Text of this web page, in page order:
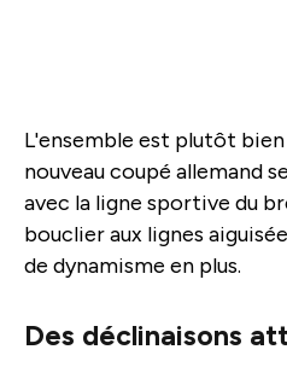
L'ensemble est plutôt bien
nouveau coupé allemand
avec la ligne sportive du
bouclier aux lignes
de dynamisme en plus.
Des déclinaisons